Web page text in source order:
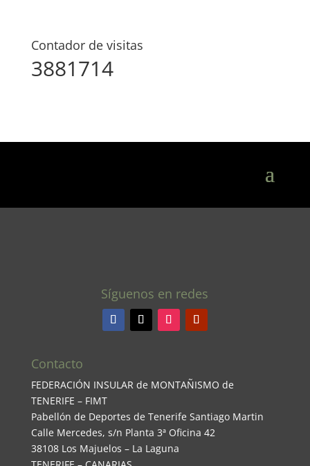
Contador de visitas
3881714
Síguenos en redes
Contacto
FEDERACIÓN INSULAR de MONTAÑISMO de
TENERIFE – FIMT
Pabellón de Deportes de Tenerife Santiago Martin
Calle Mercedes, s/n Planta 3ª Oficina 42
38108 Los Majuelos – La Laguna